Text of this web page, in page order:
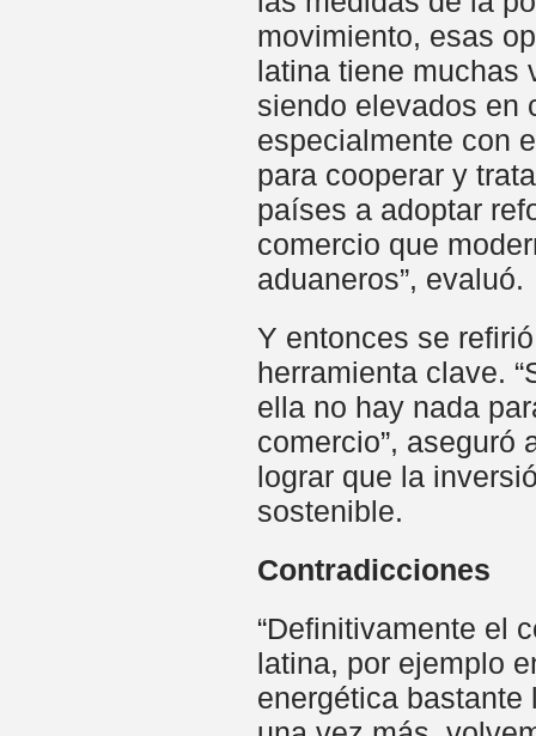
movimiento, esas
latina tiene muchas
siendo elevados en
especialmente con
para cooperar y
países a adoptar
comercio que
aduaneros”, evaluó.
Y entonces se
herramienta clave.
ella no hay nada
comercio”, aseguró
lograr que la
sostenible.
Contradicciones
“Definitivamente el
latina, por ejemplo
energética